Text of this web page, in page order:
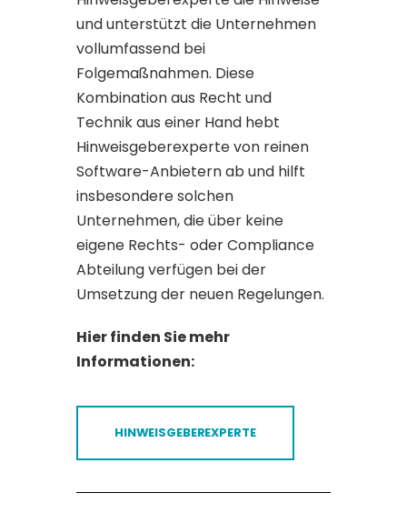
und unterstützt die Unternehmen
vollumfassend bei
Folgemaßnahmen. Diese
Kombination aus Recht und
Technik aus einer Hand hebt
Hinweisgeberexperte von reinen
Software-Anbietern ab und hilft
insbesondere solchen
Unternehmen, die über keine
eigene Rechts- oder Compliance
Abteilung verfügen bei der
Umsetzung der neuen Regelungen.
Hier finden Sie mehr
Informationen:
HINWEISGEBEREXPERTE